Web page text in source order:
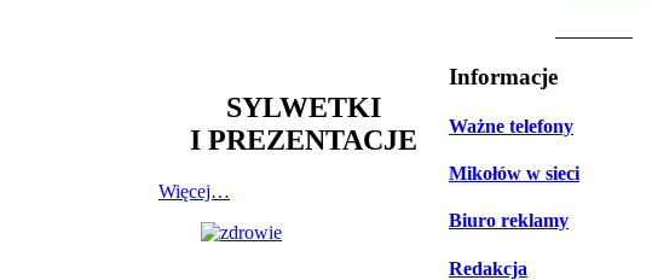
SYLWETKI
I PREZENTACJE
Więcej…
Informacje
Ważne telefony
Mikołów w sieci
Biuro reklamy
Redakcja